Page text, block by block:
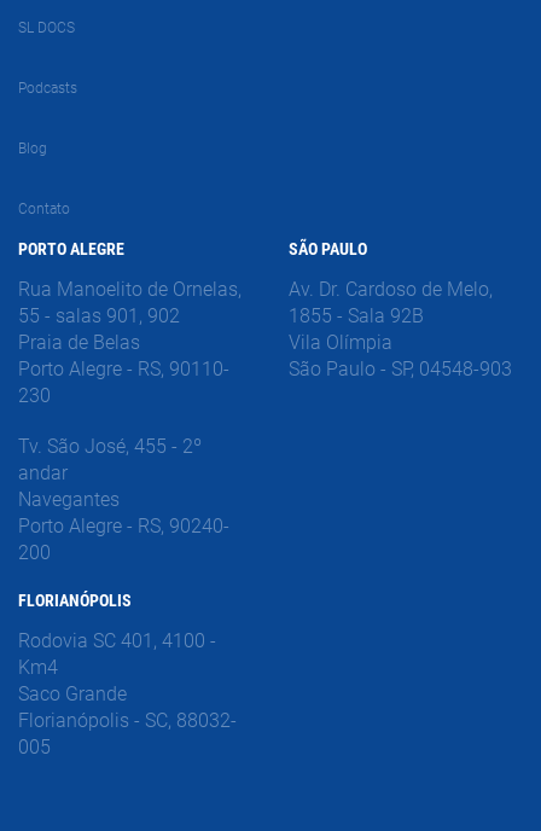
SL DOCS
Podcasts
Blog
Contato
PORTO ALEGRE
Rua Manoelito de Ornelas,
55 - salas 901, 902
Praia de Belas
Porto Alegre - RS, 90110-
230
Tv. São José, 455 - 2º
andar
Navegantes
Porto Alegre - RS, 90240-
200
FLORIANÓPOLIS
Rodovia SC 401, 4100 -
Km4
Saco Grande
Florianópolis - SC, 88032-
005
SÃO PAULO
Av. Dr. Cardoso de Melo,
1855 - Sala 92B
Vila Olímpia
São Paulo - SP, 04548-903